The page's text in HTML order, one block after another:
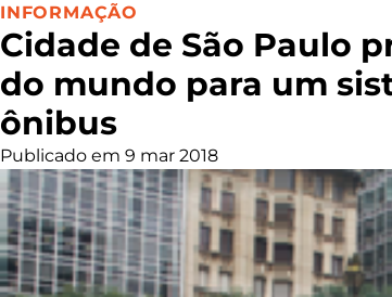
Cidade de São Paulo
do mundo para um
ônibus
CATEGORIA:
INFORMAÇÃO
Publicado em 9 mar 2018